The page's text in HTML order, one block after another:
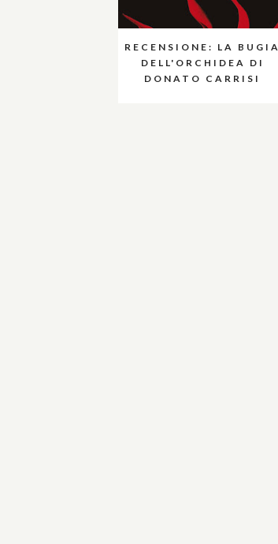
RECENSIONE: LA BUGIA
DELL'ORCHIDEA DI
DONATO CARRISI